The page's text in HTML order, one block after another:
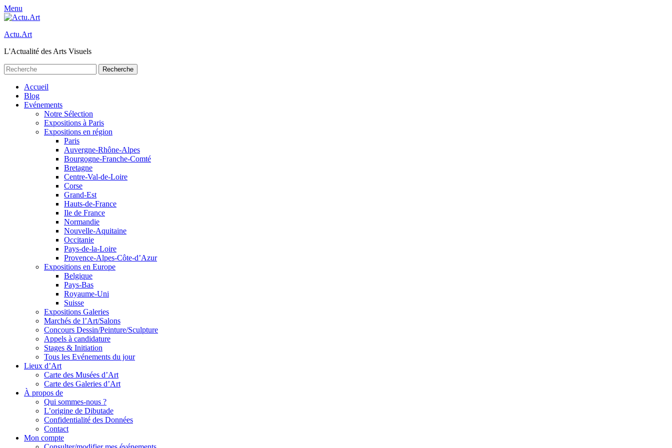
Menu
Actu.Art
L'Actualité des Arts Visuels
Recherche
pour:
Premier
menu
Aller
contenu
Accueil
Blog
Evénements
Notre Sélection
Expositions à Paris
Expositions en région
Paris
Auvergne-Rhône-Alpes
Bourgogne-Franche-Comté
Bretagne
Centre-Val-de-Loire
Corse
Grand-Est
Hauts-de-France
Ile de France
Normandie
Nouvelle-Aquitaine
Occitanie
Pays-de-la-Loire
Provence-Alpes-Côte-d’Azur
Expositions en Europe
Belgique
Pays-Bas
Royaume-Uni
Suisse
Expositions Galeries
Marchés de l’Art/Salons
Concours Dessin/Peinture/Sculpture
Appels à candidature
Stages & Initiation
Tous les Evénements du jour
Lieux d’Art
Carte des Musées d’Art
Carte des Galeries d’Art
À propos de
Qui sommes-nous ?
L’origine de Dibutade
Confidentialité des Données
Contact
Mon compte